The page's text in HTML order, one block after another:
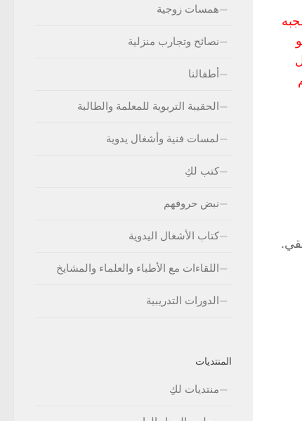
همسات زوجية
نصائح وتجارب منزلية
أطفالنا
الحقيبة التربوية للمعلمة والطالبة
لمسات فنية وأشغال يدوية
كتب لكِ
نبض حروفهم
كتاب الأشغال اليدوية
اللقاءات مع الأطباء والعلماء والمشايخ
الدورات التدريبية
المنتديات
منتديات لكِ